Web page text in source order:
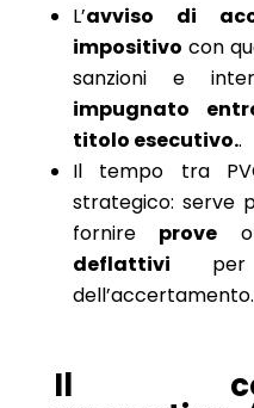
L’avviso di
impositivo con
sanzioni e
impugnato
titolo esecutivo..
Il tempo tra
strategico: serve
fornire prove
deflattivi
dell’accertamento.
Il